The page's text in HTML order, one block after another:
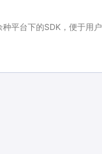
平台下的SDK，便于用